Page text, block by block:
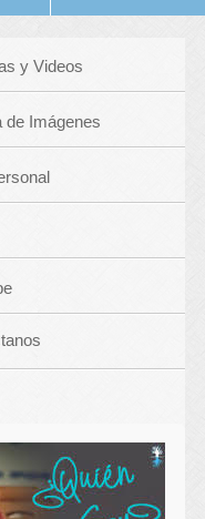
y Videos
de Imágenes